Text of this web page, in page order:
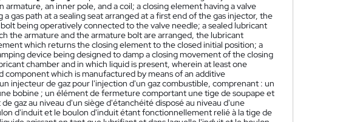
an inner pole, and a coil; a closing element having a valve
gas path at a sealing seat arranged at a first end of the gas injector, the
being operatively connected to the valve needle; a sealed lubricant
the armature and the armature bolt are arranged, the lubricant
which returns the closing element to the closed initial position; a
device being designed to damp a closing movement of the closing
chamber and in which liquid is present, wherein at least one
which is manufactured by means of an additive
injecteur de gaz pour l'injection d'un gaz combustible, comprenant : un
bobine ; un élément de fermeture comportant une tige de soupape et
gaz au niveau d'un siège d'étanchéité disposé au niveau d'une
d'induit et le boulon d'induit étant fonctionnellement relié à la tige de